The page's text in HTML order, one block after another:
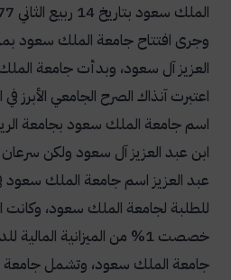
وجرى افتتاح جامعة الملك سعود
العزيز آل سعود، وبدأت جامعة
اعتبرت آنذاك الصرح الجامعي الأبرز
اسم جامعة الملك سعود بجامعة
ابن عبد العزيز آل سعود ولكن
عبد العزيز اسم جامعة الملك سعود
للطلبة لجامعة الملك سعود، وكانت
خصصت 1% من الميزانية
جامعة الملك سعود، وتشمل